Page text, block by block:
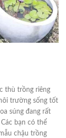
thù trồng riêng
trường sống tốt
súng đang rất
bạn có thể
chậu trồng